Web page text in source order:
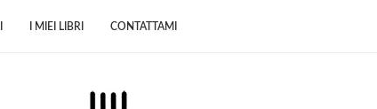
I MIEI LIBRI CONTATTAMI